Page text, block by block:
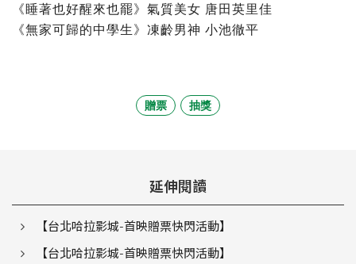
《睡著也好醒來也罷》氣質美女 唐田英里佳
《無家可歸的中學生》凍齡男神 小池徹平
贈票 抽獎
延伸閱讀
【台北哈拉影城-首映贈票快閃活動】
【台北哈拉影城-首映贈票快閃活動】